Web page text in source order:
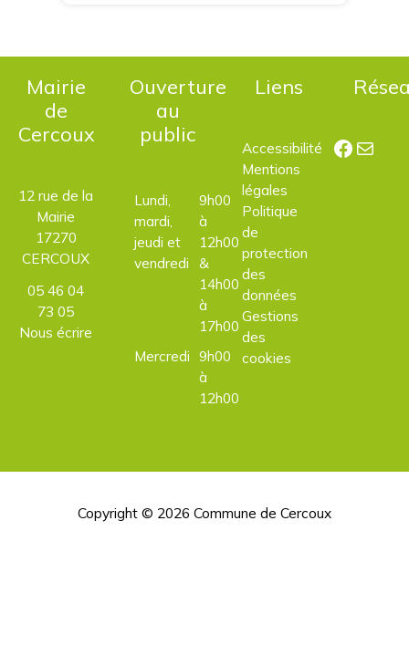
Mairie
de
Cercoux
12 rue de la
Mairie
17270
CERCOUX
05 46 04
73 05
Nous écrire
Ouverture
au
public
Lundi,
mardi,
jeudi et
vendredi
9h00
à
12h00
&
14h00
à
17h00
Mercredi 9h00
à
12h00
Liens
Accessibilité
Mentions
légales
Politique
de
protection
des
données
Gestions
des
cookies
E-mail
Copyright © 2026 Commune de Cercoux